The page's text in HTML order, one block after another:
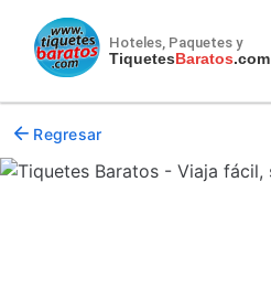
Hoteles, Paquetes y
TiquetesBaratos.com
Regresar